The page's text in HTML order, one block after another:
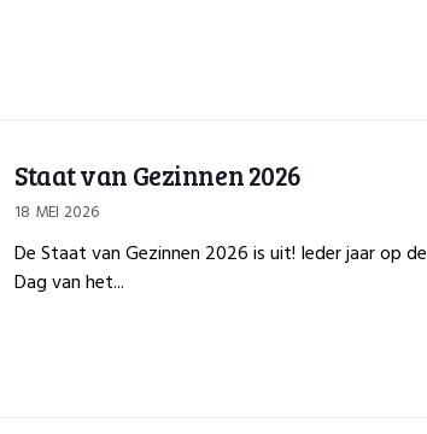
Staat van Gezinnen 2026
18 MEI 2026
De Staat van Gezinnen 2026 is uit! Ieder jaar op
Dag van het...